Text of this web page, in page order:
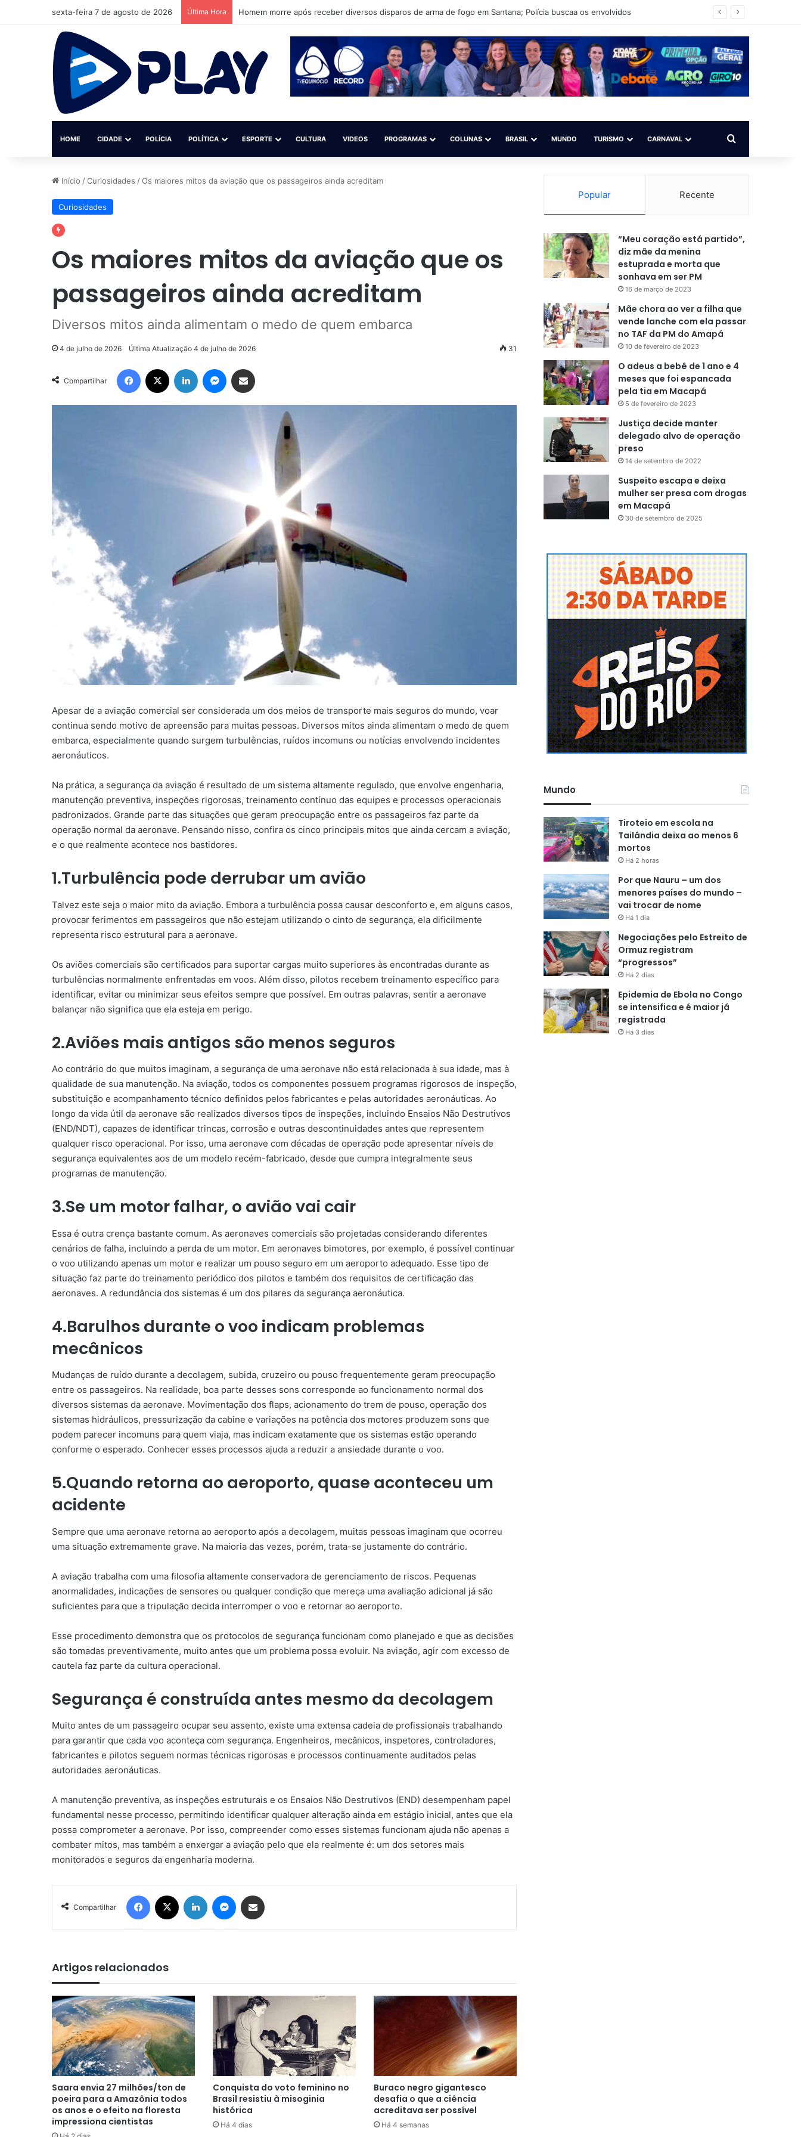
sexta-feira 7 de agosto de 2026 Última Hora Amigos de miss fazem manifestação em frente ao forúm de Macapá durante audiência de instrução
HOME CIDADE POLÍCIA POLÍTICA ESPORTE CULTURA VIDEOS PROGRAMAS COLUNAS BRASIL MUNDO TURISMO CARNAVAL Procurar por
Início /Curiosidades /Os maiores mitos da aviação que os passageiros ainda acreditam
Curiosidades
Os maiores mitos da aviação que os
passageiros ainda acreditam
Diversos mitos ainda alimentam o medo de quem embarca
4 de julho de 2026 Última Atualização 4 de julho de 2026 31
Compartilhar
Apesar de a aviação comercial ser considerada um dos meios de transporte mais seguros do mundo, voar
continua sendo motivo de apreensão para muitas pessoas. Diversos mitos ainda alimentam o medo de quem
embarca, especialmente quando surgem turbulências, ruídos incomuns ou notícias envolvendo incidentes
aeronáuticos.
Na prática, a segurança da aviação é resultado de um sistema altamente regulado, que envolve engenharia,
manutenção preventiva, inspeções rigorosas, treinamento contínuo das equipes e processos operacionais
padronizados. Grande parte das situações que geram preocupação entre os passageiros faz parte da
operação normal da aeronave. Pensando nisso, confira os cinco principais mitos que ainda cercam a aviação,
e o que realmente acontece nos bastidores.
1.Turbulência pode derrubar um avião
Talvez este seja o maior mito da aviação. Embora a turbulência possa causar desconforto e, em alguns casos,
provocar ferimentos em passageiros que não estejam utilizando o cinto de segurança, ela dificilmente
representa risco estrutural para a aeronave.
Os aviões comerciais são certificados para suportar cargas muito superiores às encontradas durante as
turbulências normalmente enfrentadas em voos. Além disso, pilotos recebem treinamento específico para
identificar, evitar ou minimizar seus efeitos sempre que possível. Em outras palavras, sentir a aeronave
balançar não significa que ela esteja em perigo.
2.Aviões mais antigos são menos seguros
Ao contrário do que muitos imaginam, a segurança de uma aeronave não está relacionada à sua idade, mas à
qualidade de sua manutenção. Na aviação, todos os componentes possuem programas rigorosos de inspeção,
substituição e acompanhamento técnico definidos pelos fabricantes e pelas autoridades aeronáuticas. Ao
longo da vida útil da aeronave são realizados diversos tipos de inspeções, incluindo Ensaios Não Destrutivos
(END/NDT), capazes de identificar trincas, corrosão e outras descontinuidades antes que representem
qualquer risco operacional. Por isso, uma aeronave com décadas de operação pode apresentar níveis de
segurança equivalentes aos de um modelo recém-fabricado, desde que cumpra integralmente seus
programas de manutenção.
3.Se um motor falhar, o avião vai cair
Essa é outra crença bastante comum. As aeronaves comerciais são projetadas considerando diferentes
cenários de falha, incluindo a perda de um motor. Em aeronaves bimotores, por exemplo, é possível continuar
o voo utilizando apenas um motor e realizar um pouso seguro em um aeroporto adequado. Esse tipo de
situação faz parte do treinamento periódico dos pilotos e também dos requisitos de certificação das
aeronaves. A redundância dos sistemas é um dos pilares da segurança aeronáutica.
4.Barulhos durante o voo indicam problemas
mecânicos
Mudanças de ruído durante a decolagem, subida, cruzeiro ou pouso frequentemente geram preocupação
entre os passageiros. Na realidade, boa parte desses sons corresponde ao funcionamento normal dos
diversos sistemas da aeronave. Movimentação dos flaps, acionamento do trem de pouso, operação dos
sistemas hidráulicos, pressurização da cabine e variações na potência dos motores produzem sons que
podem parecer incomuns para quem viaja, mas indicam exatamente que os sistemas estão operando
conforme o esperado. Conhecer esses processos ajuda a reduzir a ansiedade durante o voo.
5.Quando retorna ao aeroporto, quase aconteceu um
acidente
Sempre que uma aeronave retorna ao aeroporto após a decolagem, muitas pessoas imaginam que ocorreu
uma situação extremamente grave. Na maioria das vezes, porém, trata-se justamente do contrário.
A aviação trabalha com uma filosofia altamente conservadora de gerenciamento de riscos. Pequenas
anormalidades, indicações de sensores ou qualquer condição que mereça uma avaliação adicional já são
suficientes para que a tripulação decida interromper o voo e retornar ao aeroporto.
Esse procedimento demonstra que os protocolos de segurança funcionam como planejado e que as decisões
são tomadas preventivamente, muito antes que um problema possa evoluir. Na aviação, agir com excesso de
cautela faz parte da cultura operacional.
Segurança é construída antes mesmo da decolagem
Muito antes de um passageiro ocupar seu assento, existe uma extensa cadeia de profissionais trabalhando
para garantir que cada voo aconteça com segurança. Engenheiros, mecânicos, inspetores, controladores,
fabricantes e pilotos seguem normas técnicas rigorosas e processos continuamente auditados pelas
autoridades aeronáuticas.
A manutenção preventiva, as inspeções estruturais e os Ensaios Não Destrutivos (END) desempenham papel
fundamental nesse processo, permitindo identificar qualquer alteração ainda em estágio inicial, antes que ela
possa comprometer a aeronave. Por isso, compreender como esses sistemas funcionam ajuda não apenas a
combater mitos, mas também a enxergar a aviação pelo que ela realmente é: um dos setores mais
monitorados e seguros da engenharia moderna.
Compartilhar
Artigos relacionados
Saara envia 27 milhões/ton de
poeira para a Amazônia todos
os anos e o efeito na floresta
impressiona cientistas
Conquista do voto feminino no
Brasil resistiu à misoginia
histórica
Há 4 dias
Buraco negro gigantesco
desafia o que a ciência
acreditava ser possível
Há 4 semanas
Popular Recente
“Meu coração está partido”,
diz mãe da menina
estuprada e morta que
sonhava em ser PM
16 de março de 2023
Mãe chora ao ver a filha que
vende lanche com ela passar
no TAF da PM do Amapá
10 de fevereiro de 2023
O adeus a bebê de 1 ano e 4
meses que foi espancada
pela tia em Macapá
5 de fevereiro de 2023
Justiça decide manter
delegado alvo de operação
preso
14 de setembro de 2022
Suspeito escapa e deixa
mulher ser presa com drogas
em Macapá
30 de setembro de 2025
Mundo
Tiroteio em escola na
Tailândia deixa ao menos 6
mortos
Há 2 horas
Por que Nauru – um dos
menores países do mundo –
vai trocar de nome
Há 1 dia
Negociações pelo Estreito de
Ormuz registram
“progressos”
Há 2 dias
Epidemia de Ebola no Congo
se intensifica e é maior já
registrada
Há 3 dias